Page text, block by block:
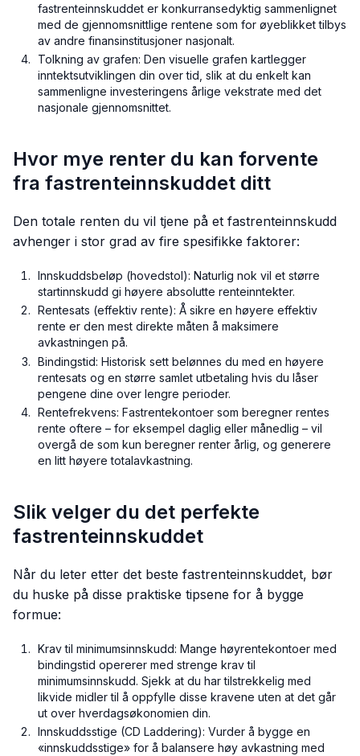
fastrenteinnskuddet er konkurransedyktig sammenlignet
med de gjennomsnittlige rentene som for øyeblikket tilbys
av andre finansinstitusjoner nasjonalt.
Tolkning av grafen: Den visuelle grafen kartlegger
inntektsutviklingen din over tid, slik at du enkelt kan
sammenligne investeringens årlige vekstrate med det
nasjonale gjennomsnittet.
Hvor mye renter du kan forvente
fra fastrenteinnskuddet ditt
Den totale renten du vil tjene på et fastrenteinnskudd
avhenger i stor grad av fire spesifikke faktorer:
Innskuddsbeløp (hovedstol): Naturlig nok vil et større
startinnskudd gi høyere absolutte renteinntekter.
Rentesats (effektiv rente): Å sikre en høyere effektiv
rente er den mest direkte måten å maksimere
avkastningen på.
Bindingstid: Historisk sett belønnes du med en høyere
rentesats og en større samlet utbetaling hvis du låser
pengene dine over lengre perioder.
Rentefrekvens: Fastrentekontoer som beregner rentes
rente oftere – for eksempel daglig eller månedlig – vil
overgå de som kun beregner renter årlig, og generere
en litt høyere totalavkastning.
Slik velger du det perfekte
fastrenteinnskuddet
Når du leter etter det beste fastrenteinnskuddet, bør
du huske på disse praktiske tipsene for å bygge
formue:
Krav til minimumsinnskudd: Mange høyrentekontoer med
bindingstid opererer med strenge krav til
minimumsinnskudd. Sjekk at du har tilstrekkelig med
likvide midler til å oppfylle disse kravene uten at det går
ut over hverdagsøkonomien din.
Innskuddsstige (CD Laddering): Vurder å bygge en
«innskuddsstige» for å balansere høy avkastning med